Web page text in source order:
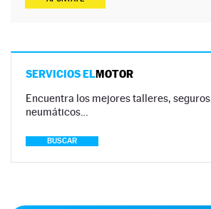
SERVICIOS ELMOTOR
Encuentra los mejores talleres,
neumáticos…
BUSCAR